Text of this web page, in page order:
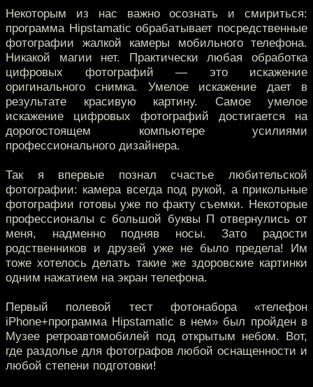
Некоторым из нас важно осознать и смириться:
программа Hipstamatic обрабатывает посредственные
фотографии жалкой камеры мобильного телефона.
Никакой магии нет. Практически любая обработка
цифровых фотографий — это искажение
оригинального снимка. Умелое искажение дает в
результате красивую картину. Самое умелое
искажение цифровых фотографий достигается на
дорогостоящем компьютере усилиями
профессионального дизайнера.
Так я впервые познал счастье любительской
фотографии: камера всегда под рукой, а прикольные
фотографии готовы уже по факту съемки. Некоторые
профессионалы с большой буквы П отвернулись от
меня, надменно подняв носы. Зато радости
родственников и друзей уже не было предела! Им
тоже хотелось делать такие же здоровские картинки
одним нажатием на экран телефона.
Первый полевой тест фотонабора «телефон
iPhone+программа Hipstamatic в нем» был пройден в
Музее ретроавтомобилей под открытым небом. Вот,
где раздолье для фотографов любой оснащенности и
любой степени подготовки!